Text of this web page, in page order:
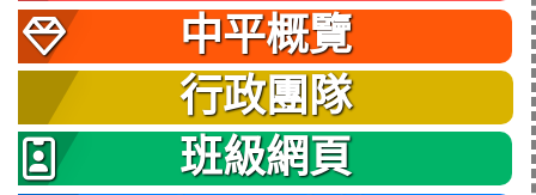
中平概覽
行政團隊
班級網頁